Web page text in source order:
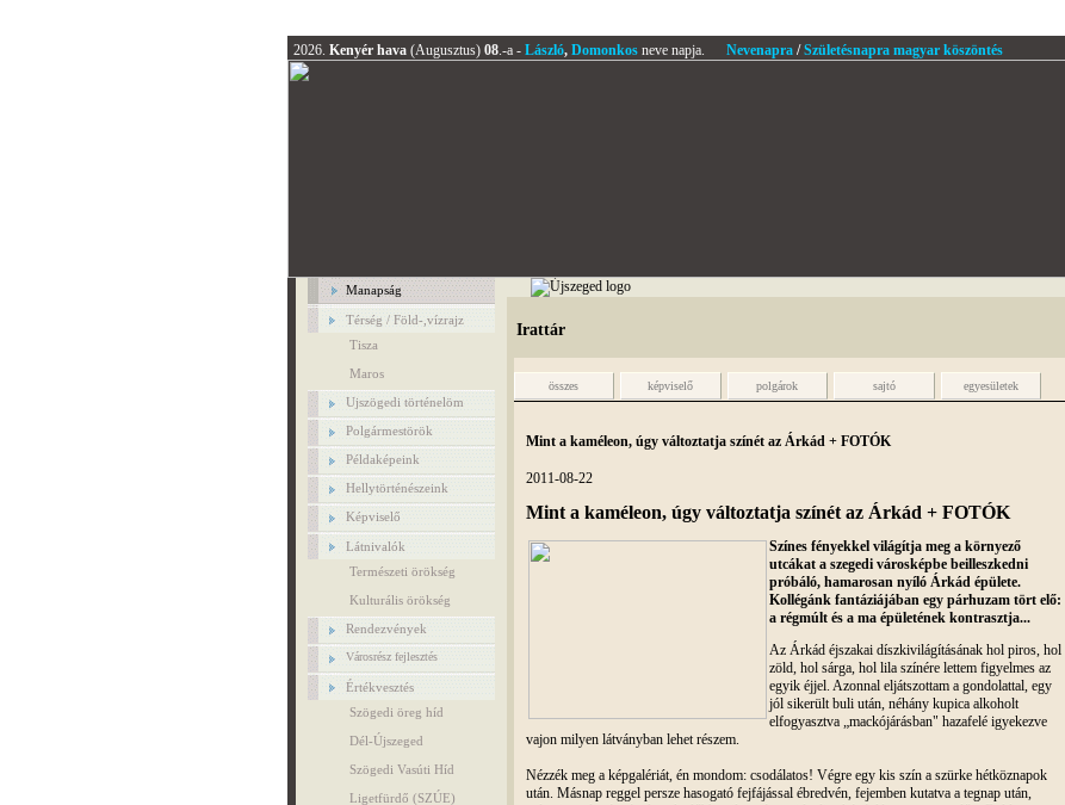
2026. Kenyér hava (Augusztus) 08.-a - László, Domonkosneve napja. Nevenapra/Születésnapra magyar köszöntés
Manapság
Térség / Föld-,vízrajz
Tisza
Maros
Ujszögedi történelöm
Polgármestörök
Példaképeink
Hellytörténészeink
Képviselő
Látnivalók
Természeti örökség
Kulturális örökség
Rendezvények
Városrész fejlesztés
Értékvesztés
Szögedi öreg híd
Dél-Újszeged
Szögedi Vasúti Híd
Ligetfürdő (SZÚE)
Irattár
összes képviselő polgárok sajtó egyesületek
Mint a kaméleon, úgy változtatja színét az Árkád + FOTÓK
2011-08-22
Mint a kaméleon, úgy változtatja színét az Árkád + FOTÓK
Színes fényekkel világítja meg a környező
utcákat a szegedi városképbe beilleszkedni
próbáló, hamarosan nyíló Árkád épülete.
Kollégánk fantáziájában egy párhuzam tört elő:
a régmúlt és a ma épületének kontrasztja...
Az Árkád éjszakai díszkivilágításának hol piros, hol
zöld, hol sárga, hol lila színére lettem figyelmes az
egyik éjjel. Azonnal eljátszottam a gondolattal, egy
jól sikerült buli után, néhány kupica alkoholt
elfogyasztva „mackójárásban" hazafelé igyekezve
vajon milyen látványban lehet részem.
Nézzék meg a képgalériát, én mondom: csodálatos! Végre egy kis szín a szürke hétköznapok
után. Másnap reggel persze hasogató fejfájással ébredvén, fejemben kutatva a tegnap után,